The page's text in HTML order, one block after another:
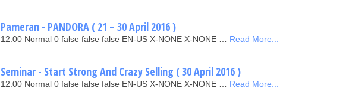
Pameran - PANDORA ( 21 – 30 April 2016 )
12.00 Normal 0 false false false EN-US X-NONE X-NONE … Read More...
Seminar - Start Strong And Crazy Selling ( 30 April 2016 )
12.00 Normal 0 false false false EN-US X-NONE X-NONE … Read More...